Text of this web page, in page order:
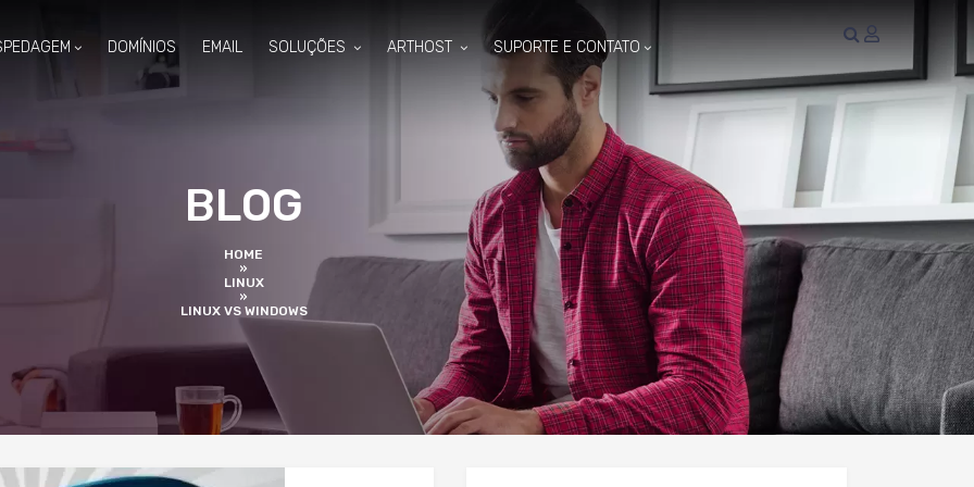
DOMÍNIOS EMAIL SOLUÇÕES ARTHOST SUPORTE E CONTATO
BLOG
HOME
»
LINUX
»
LINUX VS WINDOWS